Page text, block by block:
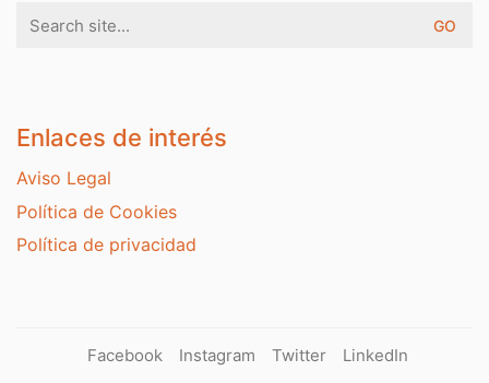
for:
Enlaces de interés
Aviso Legal
Política de Cookies
Política de privacidad
Facebook Instagram Twitter LinkedIn